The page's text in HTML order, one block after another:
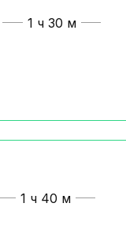
1 ч 30 м
1 ч 40 м